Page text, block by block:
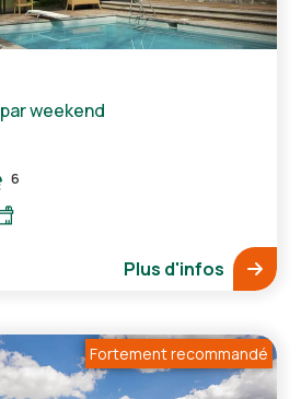
par weekend
6
Plus d'infos
1/5
Fortement recommandé